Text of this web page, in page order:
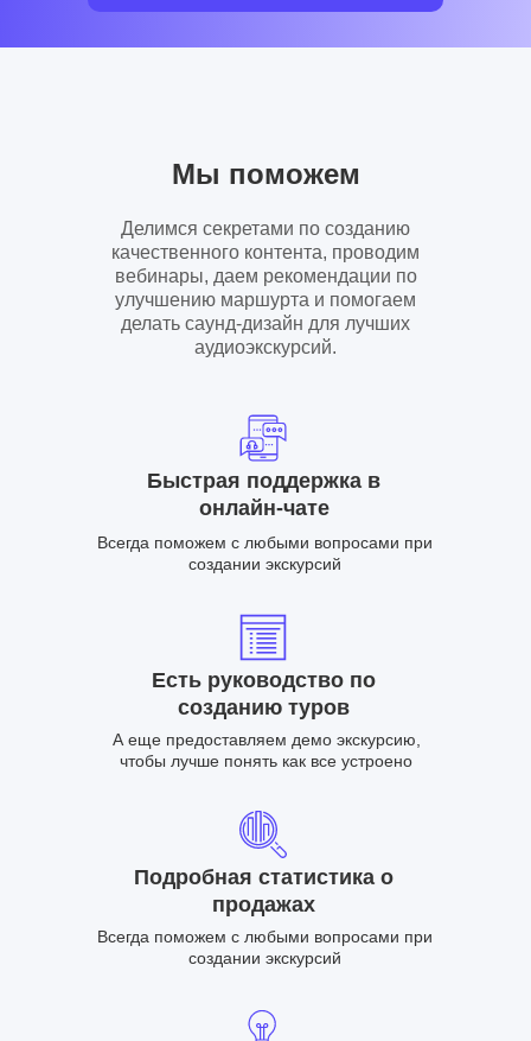
Всегда поможем с любыми вопросами при
создании экскурсий
Быстрая поддержка в
онлайн-чате
А еще предоставляем демо экскурсию,
чтобы лучше понять как все устроено
Есть руководство по
созданию туров
Всегда поможем с любыми вопросами при
создании экскурсий
Подробная статистика о
продажах
Делимся секретами по созданию
качественного контента, проводим
вебинары, даем рекомендации по
улучшению маршурта и помогаем
делать саунд-дизайн для лучших
аудиоэкскурсий.
Мы поможем